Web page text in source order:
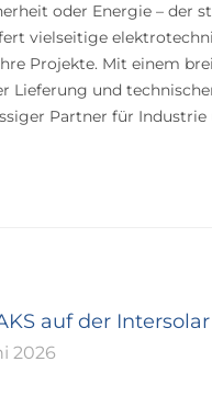
oder Energie – der
vielseitige
Projekte. Mit einem
Lieferung und
Partner für Industrie
auf der Intersolar
2026